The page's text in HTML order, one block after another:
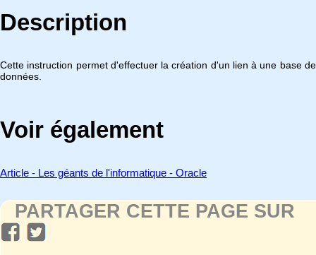
Description
Cette instruction permet d'effectuer la création d'un lien à une base de
données.
Voir également
Article - Les géants de l'informatique - Oracle
PARTAGER CETTE PAGE SUR